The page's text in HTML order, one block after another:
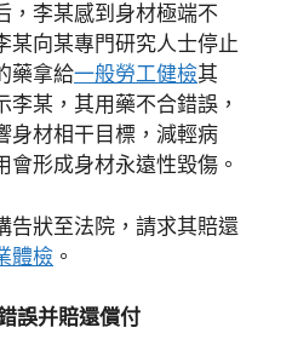
，李某感到身材極端不
某向某專門研究人士停止
藥拿給一般勞工健檢其
某，其用藥不合錯誤，
身材相干目標，減輕病
會形成身材永遠性毀傷。
告狀至法院，請求其賠還
體檢 。
誤并賠還償付